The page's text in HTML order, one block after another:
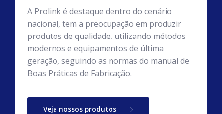
A Prolink é destaque dentro do cenário
nacional, tem a preocupação em produzir
produtos de qualidade, utilizando métodos
modernos e equipamentos de última
geração, seguindo as normas do manual de
Boas Práticas de Fabricação.
Veja nossos produtos